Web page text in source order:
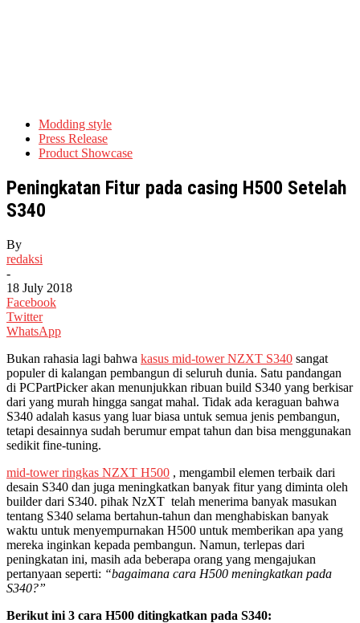
Modding style
Press Release
Product Showcase
Peningkatan Fitur pada casing H500 Setelah
S340
By
redaksi
-
18 July 2018
Facebook
Twitter
WhatsApp
Bukan rahasia lagi bahwa kasus mid-tower NZXT S340 sangat
populer di kalangan pembangun di seluruh dunia. Satu pandangan
di PCPartPicker akan menunjukkan ribuan build S340 yang berkisar
dari yang murah hingga sangat mahal. Tidak ada keraguan bahwa
S340 adalah kasus yang luar biasa untuk semua jenis pembangun,
tetapi desainnya sudah berumur empat tahun dan bisa menggunakan
sedikit fine-tuning.
mid-tower ringkas NZXT H500 , mengambil elemen terbaik dari
desain S340 dan juga meningkatkan banyak fitur yang diminta oleh
builder dari S340. pihak NzXT telah menerima banyak masukan
tentang S340 selama bertahun-tahun dan menghabiskan banyak
waktu untuk menyempurnakan H500 untuk memberikan apa yang
mereka inginkan kepada pembangun. Namun, terlepas dari
peningkatan ini, masih ada beberapa orang yang mengajukan
pertanyaan seperti: “bagaimana cara H500 meningkatkan pada
S340?”
Berikut ini 3 cara H500 ditingkatkan pada S340: